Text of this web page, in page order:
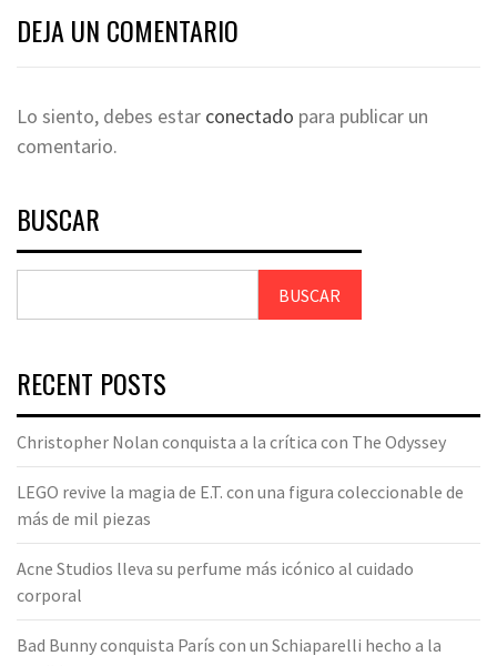
DEJA UN COMENTARIO
Lo siento, debes estar conectado para publicar un
comentario.
BUSCAR
BUSCAR
RECENT POSTS
Christopher Nolan conquista a la crítica con The Odyssey
LEGO revive la magia de E.T. con una figura coleccionable de
más de mil piezas
Acne Studios lleva su perfume más icónico al cuidado
corporal
Bad Bunny conquista París con un Schiaparelli hecho a la